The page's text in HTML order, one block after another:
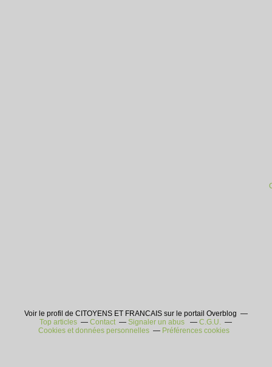
Voir le profil de CITOYENS ET FRANCAIS sur le portail Overblog
Top articles
Contact Signaler un abus
C.G.U.
Cookies et données personnelles
Préférences cookies